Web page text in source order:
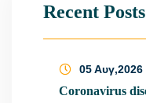
Recent Posts
05 Αυγ,2026
Coronavirus